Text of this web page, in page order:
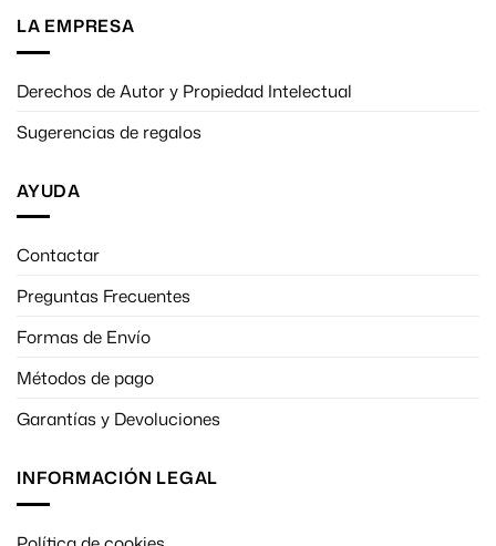
LA EMPRESA
Derechos de Autor y Propiedad Intelectual
Sugerencias de regalos
AYUDA
Contactar
Preguntas Frecuentes
Formas de Envío
Métodos de pago
Garantías y Devoluciones
INFORMACIÓN LEGAL